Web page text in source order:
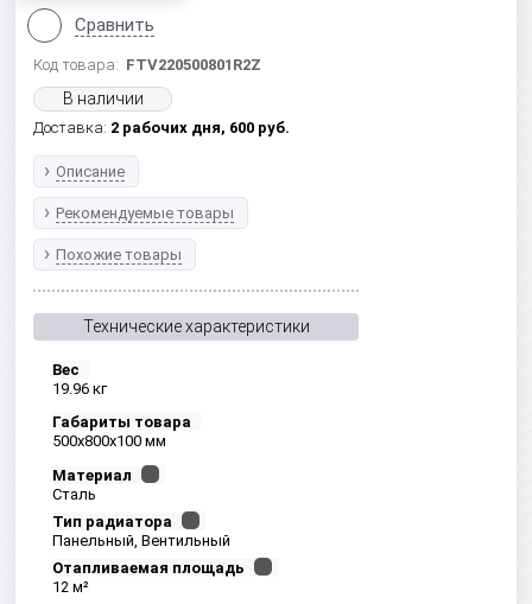
Сравнить
Код товара: FTV220500801R2Z
В наличии
Доставка: 2 рабочих дня, 600 руб.
Описание
Рекомендуемые товары
Похожие товары
Технические характеристики
Вес
19.96 кг
Габариты товара
500x800x100 мм
Материал
Сталь
Тип радиатора
Панельный, Вентильный
Отапливаемая площадь
12 м²